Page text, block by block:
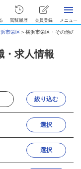
閲覧履歴 会員登録 メニュー
市栄区＞横浜市栄区・その他の
・求人情報
絞り込む
選択
選択